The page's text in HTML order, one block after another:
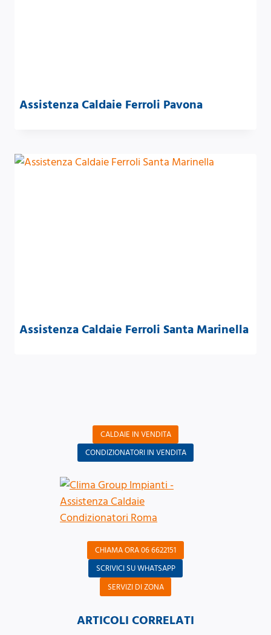
Assistenza Caldaie Ferroli Pavona
Assistenza Caldaie Ferroli Santa Marinella
CALDAIE IN VENDITA
CONDIZIONATORI IN VENDITA
CHIAMA ORA 06 6622151
SCRIVICI SU WHATSAPP
SERVIZI DI ZONA
ARTICOLI CORRELATI